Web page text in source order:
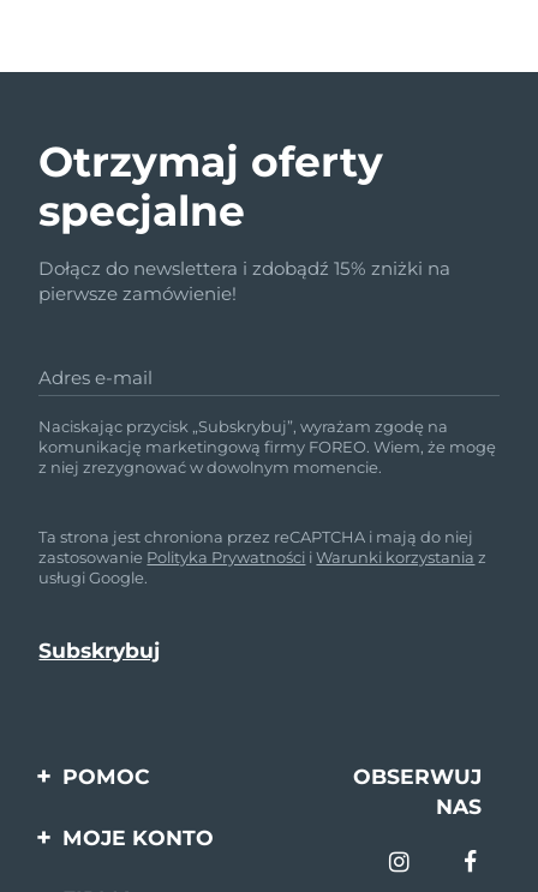
Otrzymaj oferty
specjalne
Dołącz do newslettera i zdobądź 15% zniżki na
pierwsze zamówienie!
Adres e-mail
Naciskając przycisk „Subskrybuj”, wyrażam zgodę na
komunikację marketingową firmy FOREO. Wiem, że mogę
z niej zrezygnować w dowolnym momencie.
Ta strona jest chroniona przez reCAPTCHA i mają do niej
zastosowanie Polityka Prywatności iWarunki korzystania z
usługi Google.
POMOC
Kontakt
OBSERWUJ
NAS
MOJE KONTO